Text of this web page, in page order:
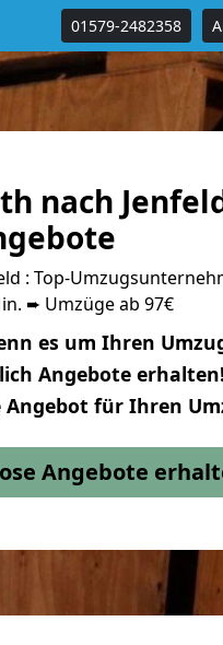
01579-2482358
nach
: Top-
➨ Umzüge ab 97€
es um Ihren
Angebote erhalten!
Angebot für Ihren
Angebote